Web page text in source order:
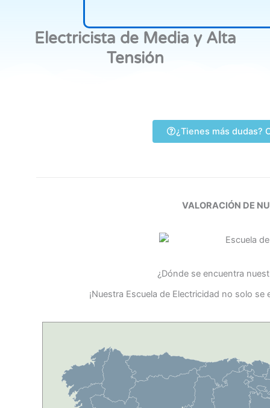
Electricista de Media y Alta
Tensión
¿Tienes más dudas?
VALORACIÓN DE
¿Dónde se encuentra
¡Nuestra Escuela de Electricidad no solo